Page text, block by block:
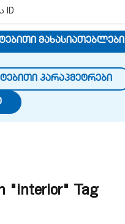
მახასიათებლები
პარაპმეტრები
"interior" Tag